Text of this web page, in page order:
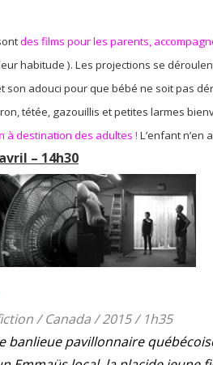
des films pour les parents,
habitude ). Les projections se
son adouci pour que bébé ne soit pas
tétée, gazouillis et petites larmes
à destination des adultes ! L’enfant n’en
– 14h30
/ Canada / 2015 / 1h35
banlieue pavillonnaire